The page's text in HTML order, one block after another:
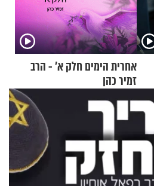
אחרית הימים חלק א’ - הרב
זמיר כהן